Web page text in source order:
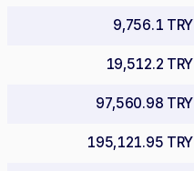
9,756.1 TRY
19,512.2 TRY
97,560.98 TRY
195,121.95 TRY